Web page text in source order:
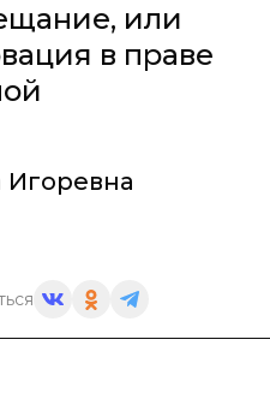
или
в праве
Игоревна